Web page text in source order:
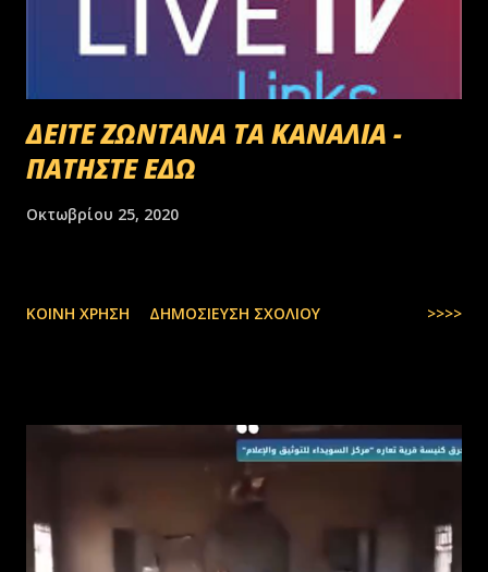
ΔΕΙΤΕ ΖΩΝΤΑΝΑ ΤΑ ΚΑΝΑΛΙΑ -
ΠΑΤΗΣΤΕ ΕΔΩ
Οκτωβρίου 25, 2020
ΚΟΙΝΉ ΧΡΉΣΗ ΔΗΜΟΣΊΕΥΣΗ ΣΧΟΛΊΟΥ >>>>